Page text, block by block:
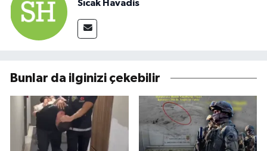
Sıcak Havadis
Bunlar da ilginizi çekebilir